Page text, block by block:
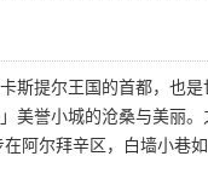
斯提尔王国的首都，也
美誉小城的沧桑与美丽
阿尔拜辛区，白墙小巷